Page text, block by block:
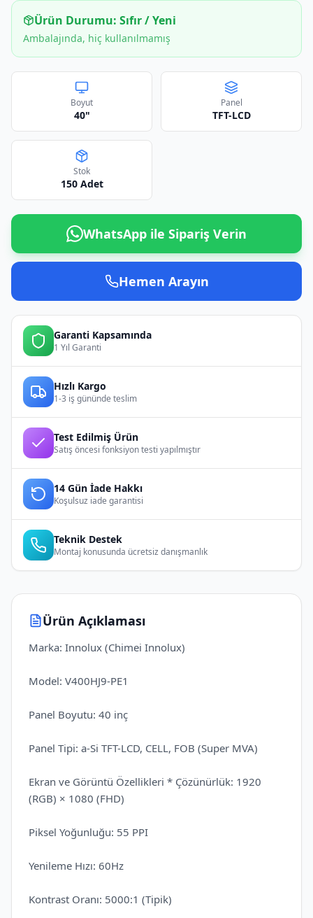
Ürün Açıklaması
Marka: Innolux (Chimei Innolux)
Model: V400HJ9-PE1
Panel Boyutu: 40 inç
Panel Tipi: a-Si TFT-LCD, CELL, FOB (Super MVA)
Ekran ve Görüntü Özellikleri * Çözünürlük: 1920
(RGB) × 1080 (FHD)
Piksel Yoğunluğu: 55 PPI
Yenileme Hızı: 60Hz
Kontrast Oranı: 5000:1 (Tipik)
Ürün Durumu: Sıfır / Yeni
Ambalajında, hiç kullanılmamış
Boyut
40"
Panel
TFT-LCD
Stok
150Adet
WhatsApp ile Sipariş Verin
Hemen Arayın
Garanti Kapsamında
1 Yıl Garanti
Hızlı Kargo
1-3 iş gününde teslim
Test Edilmiş Ürün
Satış öncesi fonksiyon testi yapılmıştır
14 Gün İade Hakkı
Koşulsuz iade garantisi
Teknik Destek
Montaj konusunda ücretsiz danışmanlık